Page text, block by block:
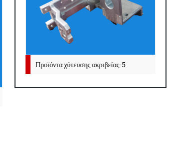
Προϊόντα χύτευσης ακριβείας-5